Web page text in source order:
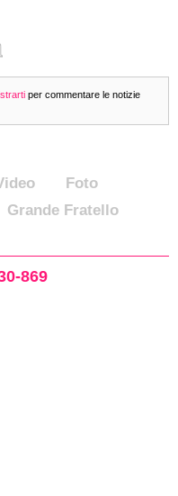
per commentare le notizie
Foto
Grande Fratello
869